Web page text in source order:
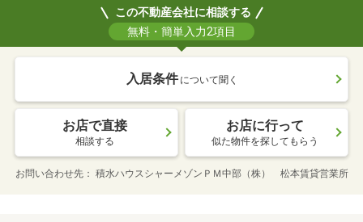
この不動産会社に相談する
無料・簡単入力2項目
入居条件 について聞く
お店で直接
相談する
お店に行って
似た物件を探してもらう
お問い合わせ先 積水ハウスシャーメゾンＰＭ中部（株） 松本賃貸営業所